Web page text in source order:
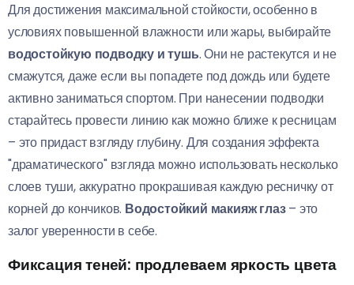
Для достижения максимальной стойкости, особенно в
условиях повышенной влажности или жары, выбирайте
водостойкую подводку и тушь. Они не растекутся и не
смажутся, даже если вы попадете под дождь или будете
активно заниматься спортом. При нанесении подводки
старайтесь провести линию как можно ближе к ресницам
– это придаст взгляду глубину. Для создания эффекта
"драматического" взгляда можно использовать несколько
слоев туши, аккуратно прокрашивая каждую ресничку от
корней до кончиков. Водостойкий макияж глаз– это
залог уверенности в себе.
Фиксация теней: продлеваем яркость цвета